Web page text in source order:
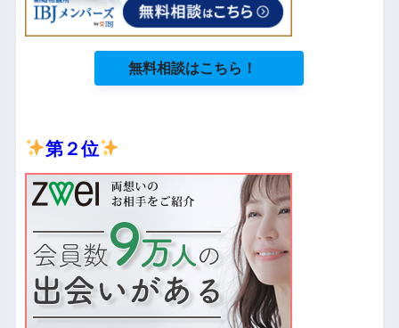
無料相談はこちら！
第２位